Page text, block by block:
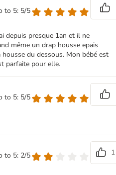
to 5: 5/5
depuis presque 1an et il ne
même un drap housse epais
du dessous. Mon bébé est
parfaite pour elle.
to 5: 5/5
to 5: 2/5
1